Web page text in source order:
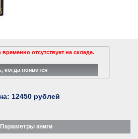
отсутствует на складе.
12450 рублей
Параметры книги